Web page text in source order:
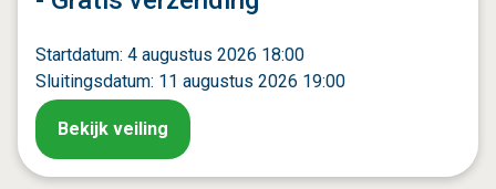
Startdatum: 4 augustus 2026 18:00
Sluitingsdatum: 11 augustus 2026 19:00
Bekijk veiling